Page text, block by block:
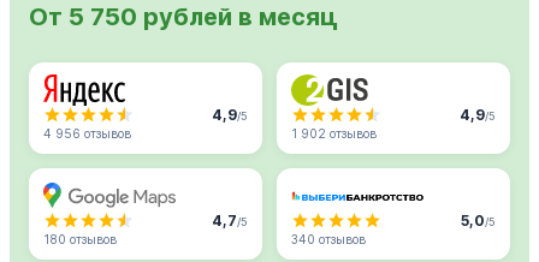
От 5 750 рублей в месяц
4,9/5
4 956 отзывов
4,9/5
1 902 отзывов
4,7/5
180 отзывов
5,0/5
340 отзывов